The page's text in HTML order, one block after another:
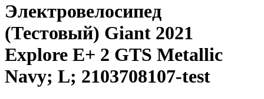
Электровелосипед
(Тестовый) Giant 2021
Explore E+ 2 GTS Metallic
Navy; L; 2103708107-test